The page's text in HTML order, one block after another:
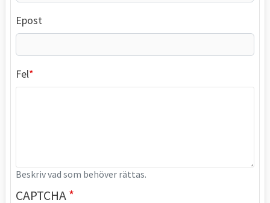
Epost
Fel
Beskriv vad som behöver rättas.
CAPTCHA